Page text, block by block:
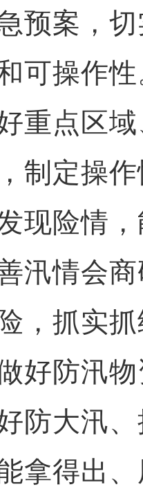
预案，
可操作
重点区
制定操
现险情
汛情会
，抓实
好防汛
防大汛
拿得出